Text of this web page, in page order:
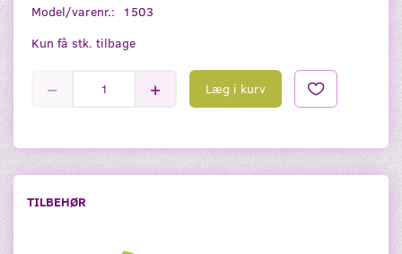
Model/varenr.:
1503
Kun få stk. tilbage
Læg i kurv
TILBEHØR